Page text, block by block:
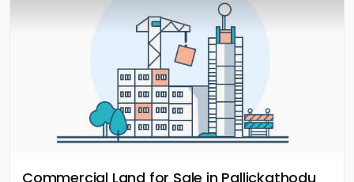
Commercial Land for Sale in Pallickathodu